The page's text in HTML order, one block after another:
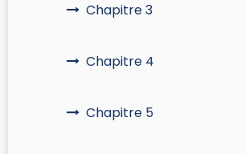
Chapitre 3
Chapitre 4
Chapitre 5